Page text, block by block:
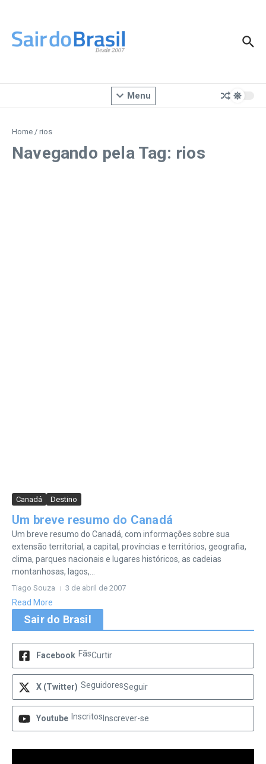
Menu
Home / rios
Navegando pela Tag: rios
Canadá Destino
Um breve resumo do Canadá
Um breve resumo do Canadá, com informações sobre sua
extensão territorial, a capital, províncias e territórios, geografia,
clima, parques nacionais e lugares históricos, as cadeias
montanhosas, lagos,...
Tiago Souza 3 de abril de 2007
Read More
Sair do Brasil
Facebook FãsCurtir
X (Twitter) SeguidoresSeguir
Youtube Inscritos Inscrever-se